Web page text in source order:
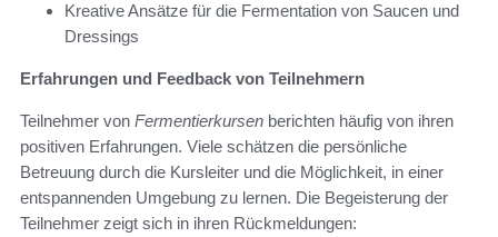
Kreative Ansätze für die Fermentation von Saucen und
Dressings
Erfahrungen und Feedback von Teilnehmern
Teilnehmer von Fermentierkursen berichten häufig von ihren
positiven Erfahrungen. Viele schätzen die persönliche
Betreuung durch die Kursleiter und die Möglichkeit, in einer
entspannenden Umgebung zu lernen. Die Begeisterung der
Teilnehmer zeigt sich in ihren Rückmeldungen: